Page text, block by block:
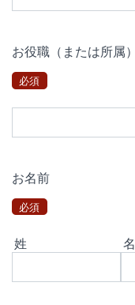
お役職（または所属）
必須
お名前
必須
姓 名